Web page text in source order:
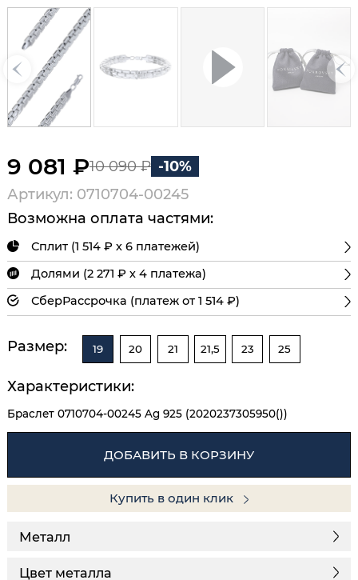
9 081 ₽10 090 ₽ -10%
Артикул: 0710704-00245
Возможна оплата частями:
Сплит (1 514 ₽ х 6 платежей)
Долями (2 271 ₽ х 4 платежа)
СберРассрочка (платеж от 1 514 ₽)
Размер: 19 20 21 21,5 23 25
Характеристики:
Браслет 0710704-00245 Ag 925 (2020237305950())
ДОБАВИТЬ В КОРЗИНУ
Купить в один клик
Металл
Цвет металла